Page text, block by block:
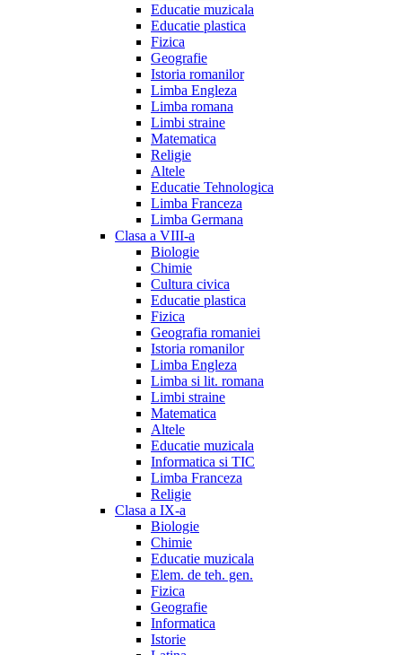
Educatie muzicala
Educatie plastica
Fizica
Geografie
Istoria romanilor
Limba Engleza
Limba romana
Limbi straine
Matematica
Religie
Altele
Educatie Tehnologica
Limba Franceza
Limba Germana
Clasa a VIII-a
Biologie
Chimie
Cultura civica
Educatie plastica
Fizica
Geografia romaniei
Istoria romanilor
Limba Engleza
Limba si lit. romana
Limbi straine
Matematica
Altele
Educatie muzicala
Informatica si TIC
Limba Franceza
Religie
Clasa a IX-a
Biologie
Chimie
Educatie muzicala
Elem. de teh. gen.
Fizica
Geografie
Informatica
Istorie